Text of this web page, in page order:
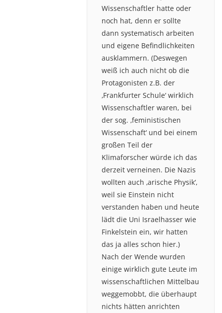
Wissenschaftler hatte oder
noch hat, denn er sollte
dann systematisch arbeiten
und eigene Befindlichkeiten
ausklammern. (Deswegen
weiß ich auch nicht ob die
Protagonisten z.B. der
‚Frankfurter Schule‘ wirklich
Wissenschaftler waren, bei
der sog. ‚feministischen
Wissenschaft‘ und bei einem
großen Teil der
Klimaforscher würde ich das
derzeit verneinen. Die Nazis
wollten auch ‚arische Physik‘,
weil sie Einstein nicht
verstanden haben und heute
lädt die Uni Israelhasser wie
Finkelstein ein, wir hatten
das ja alles schon hier.)
Nach der Wende wurden
einige wirklich gute Leute im
wissenschaftlichen Mittelbau
weggemobbt, die überhaupt
nichts hätten anrichten